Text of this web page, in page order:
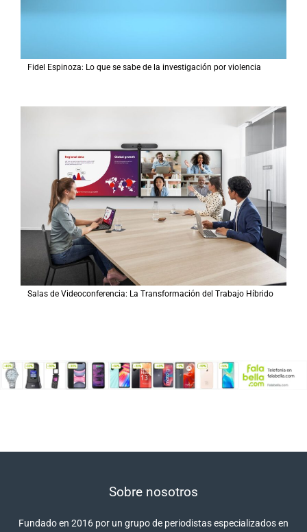
Fidel Espinoza: Lo que se sabe de la investigación por violencia
Salas de Videoconferencia: La Transformación del Trabajo Híbrido
Sobre nosotros
Fundado en 2016 por un grupo de periodistas especializados en